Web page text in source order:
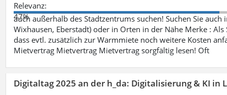
Relevanz:
47%
auch außerhalb des Stadtzentrums suchen! Suchen Sie
Wixhausen, Eberstadt) oder in Orten in der Nähe Merke :
dass evtl. zusätzlich zur Warmmiete noch weitere Kosten
Mietvertrag Mietvertrag Mietvertrag sorgfältig lesen! Oft
Digitaltag 2025 an der h_da: Digitalisierung & KI in